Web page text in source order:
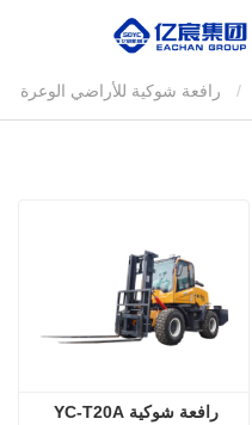
رافعة شوكية للأراضي الوعرة